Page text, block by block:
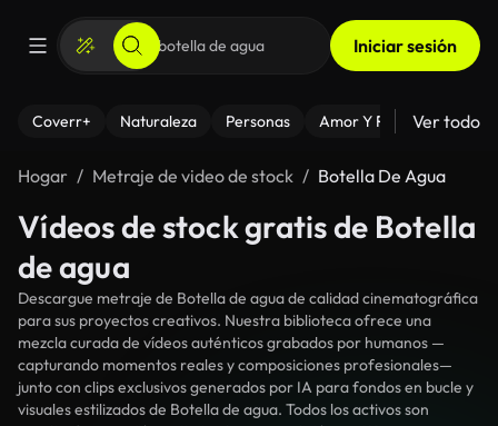
Iniciar sesión
Coverr+ Naturaleza Personas Amor Y Relaciones
Ver todo
Hogar Metraje de video de stock Botella De Agua
Vídeos de stock gratis de Botella
de agua
Descargue metraje de Botella de agua de calidad cinematográfica
para sus proyectos creativos. Nuestra biblioteca ofrece una
mezcla curada de vídeos auténticos grabados por humanos —
capturando momentos reales y composiciones profesionales—
junto con clips exclusivos generados por IA para fondos en bucle y
visuales estilizados de Botella de agua. Todos los activos son